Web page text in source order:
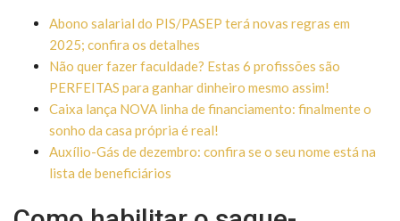
Abono salarial do PIS/PASEP terá novas regras em
2025; confira os detalhes
Não quer fazer faculdade? Estas 6 profissões são
PERFEITAS para ganhar dinheiro mesmo assim!
Caixa lança NOVA linha de financiamento: finalmente o
sonho da casa própria é real!
Auxílio-Gás de dezembro: confira se o seu nome está na
lista de beneficiários